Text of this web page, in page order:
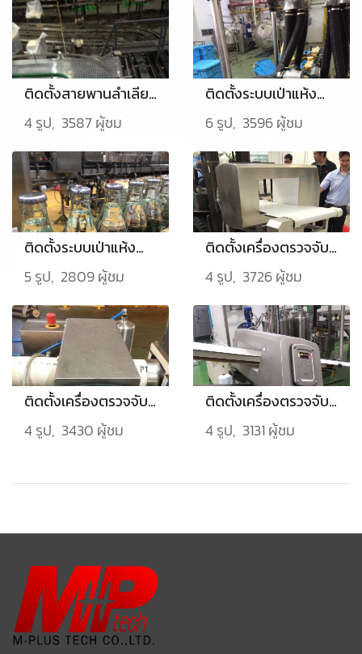
ติดตั้งสายพานลำเลียง โรงงานผลิตเบียร์ จ.อยุธยา
4 รูป, 3587 ผู้ชม
ติดตั้งระบบเป่าแห้งสำหรับผลไม้กระป๋อง จ.เชียงใหม่
6 รูป, 3596 ผู้ชม
ติดตั้งระบบเป่าแห้งสำหรับขวด จ.ปทุมธานี
5 รูป, 2809 ผู้ชม
ติดตั้งเครื่องตรวจจับโลหะสำหรับเนื้อไก่แช่แข็งในกล่องและถุง จ.สมุทรปราการ (รุ่น THS/MS21)
4 รูป, 3726 ผู้ชม
ติดตั้งเครื่องตรวจจับโลหะสำหรับอาหารสุนัข จ.นครราชสีมา (รุ่น PLV21)
4 รูป, 3430 ผู้ชม
ติดตั้งเครื่องตรวจจับโลหะสำหรับขนมปังและแป้ง จ.ปราจีนบุรี (รุ่น THS/21E)
4 รูป, 3131 ผู้ชม